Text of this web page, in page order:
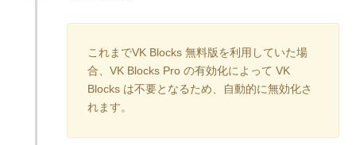
これまでVK Blocks 無料版を利用していた場
合、VK Blocks Pro の有効化によって VK
Blocks は不要となるため、自動的に無効化さ
れます。